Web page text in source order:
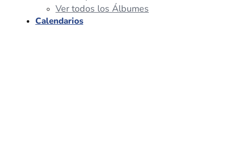
Ver todos los Álbumes
Calendarios